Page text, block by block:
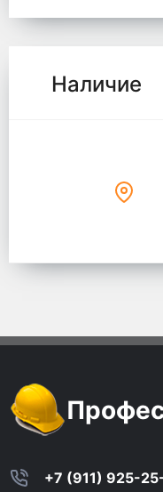
Наличие
+7 (911) 925-